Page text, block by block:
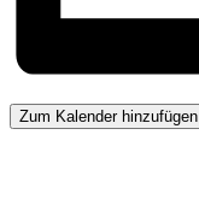
Zum Kalender hinzufügen